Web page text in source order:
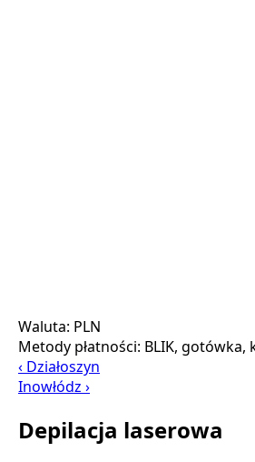
Waluta: PLN
Metody płatności: BLIK, gotówka,
‹ Działoszyn
Inowłódz ›
Depilacja laserowa